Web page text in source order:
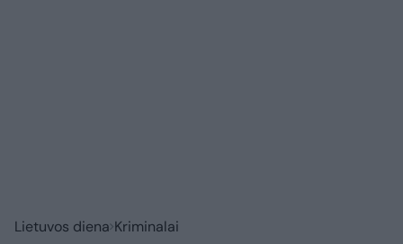
Lietuvos diena Kriminalai